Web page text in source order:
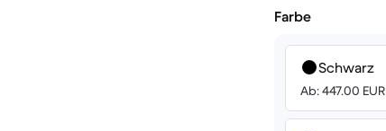
Farbe
Schwarz
Ab: 447.00 EUR